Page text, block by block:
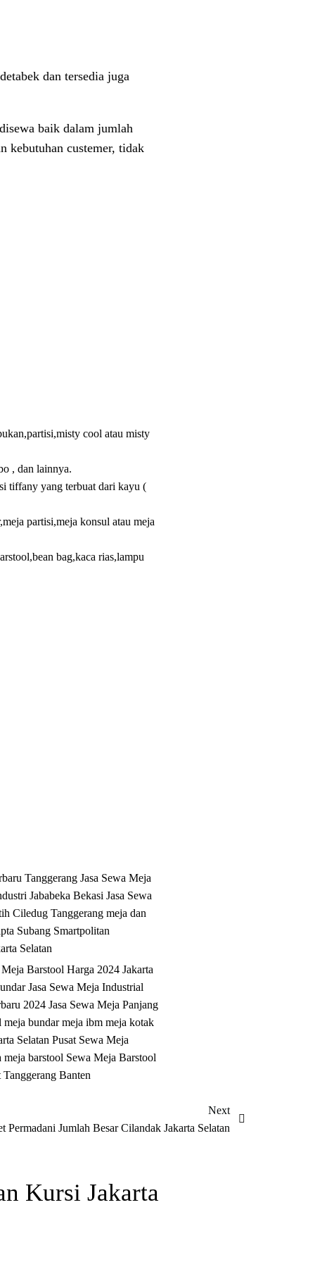
dan tersedia juga
baik dalam jumlah
kebutuhan custemer, tidak
cool atau misty
, dan lainnya.
tiffany yang terbuat dari kayu (
partisi,meja konsul atau meja
bag,kaca rias,lampu
TanggerangJasa Sewa Meja
Jababeka BekasiJasa Sewa
Ciledug Tanggerangmeja dan
Subang Smartpolitan
Selatan
Meja Barstool Harga 2024 Jakarta
Jasa Sewa Meja Industrial
2024Jasa Sewa Meja Panjang
meja bundarmeja ibmmeja kotak
SelatanPusat Sewa Meja
meja barstool Sewa Meja Barstool
Banten
Next
Permadani Jumlah Besar Cilandak Jakarta Selatan
Kursi Jakarta